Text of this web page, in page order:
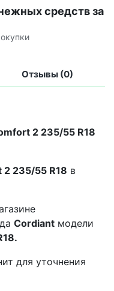
средств за
Отзывы (0)
2 235/55 R18
235/55 R18 в
Cordiant модели
для уточнения